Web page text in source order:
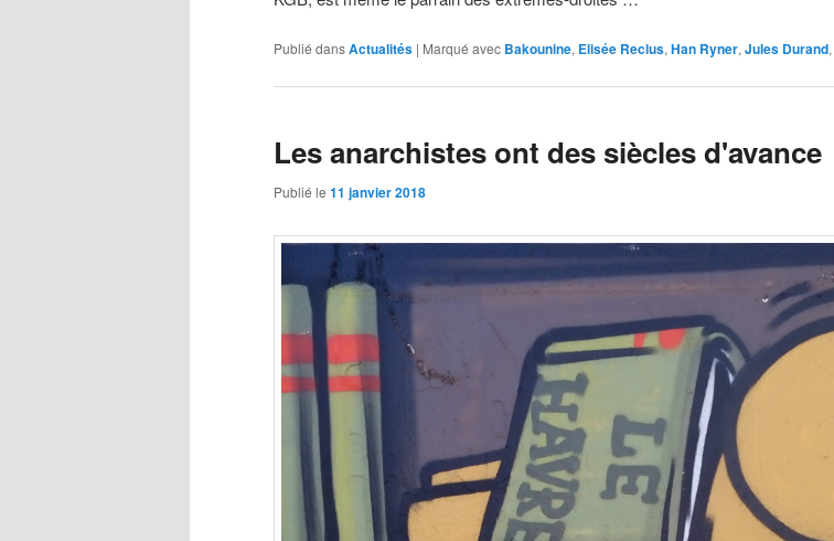
Publié dansActualités | Marqué avec Bakounine, Elisée Reclus,Han Ryner,Jules Durand,
Les anarchistes ont des siècles d'avance
Publié le 11 janvier 2018